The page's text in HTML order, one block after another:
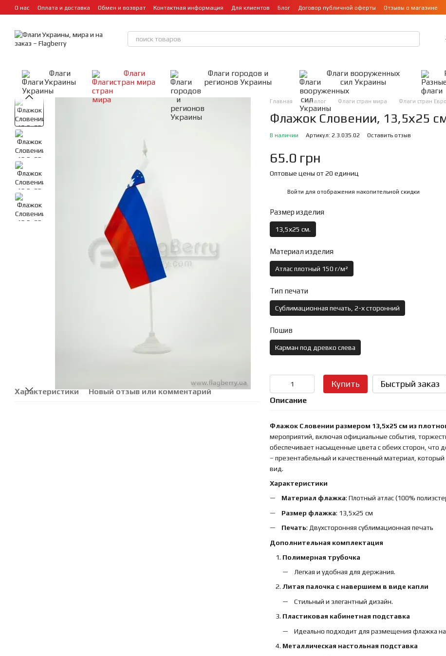
Перейти к основному контенту
О нас Оплата и доставка Обмен и возврат Контактная информация Для клиентов Блог Договор публичной оферты Отзывы о магазине
Флаги
Украины
Флаги
стран мира
Флаги городов и
регионов Украины
Флаги вооруженных
сил Украины
Характеристики Новый отзыв или комментарий
Главная Каталог Флаги стран мира Флаги стран
Флажок Словении, 13,5х25
В наличии Артикул: 2.3.035.02 Оставить отзыв
65.0 грн
Оптовые цены от 20 единиц
Войти для отображения накопительной скидки
Размер изделия
13,5х25 см.
Материал изделия
Атлас плотный 150 г/м²
Тип печати
Сублимационная печать, 2-х сторонний
Пошив
Карман под древко слева
Купить Быстрый заказ
Описание
Флажок Словении размером 13,5х25 см из
мероприятий, включая официальные события,
обеспечивает насыщенные цвета с обеих сторон, что
– презентабельный и качественный материал,
вид.
Характеристики
Материал флажка: Плотный атлас (100%
Размер флажка: 13,5х25 см
Печать: Двухсторонняя сублимационная печать
Дополнительная комплектация
Полимерная трубочка
Легкая и удобная для держания.
Литая палочка с навершием в виде капли
Стильный и элегантный дизайн.
Пластиковая кабинетная подставка
Идеально подходит для размещения флажка на
Металлическая настольная подставка